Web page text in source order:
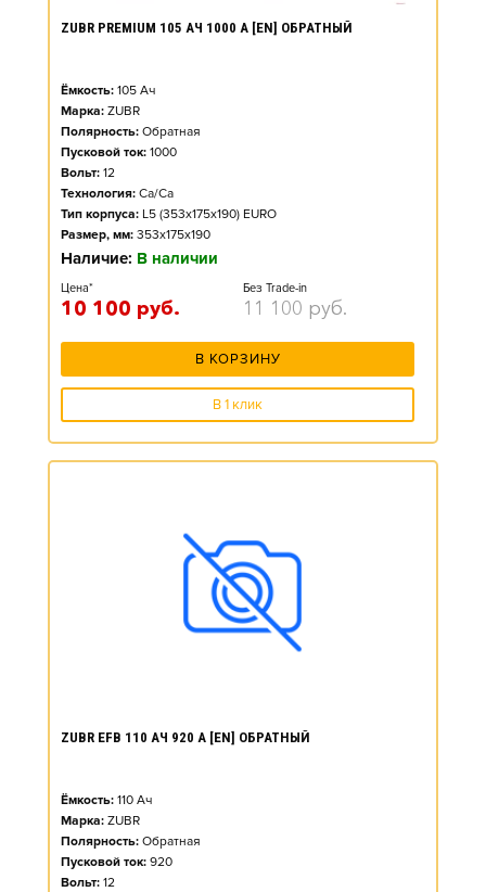
ZUBR PREMIUM 105 АЧ 1000 А [EN] ОБРАТНЫЙ
Ёмкость: 105 Ач
Марка: ZUBR
Полярность: Обратная
Пусковой ток: 1000
Вольт: 12
Технология: Ca/Ca
Тип корпуса: L5 (353x175x190) EURO
Размер, мм: 353x175x190
Наличие: В наличии
Цена*
10 100 руб.
Без Trade-in
11 100 руб.
В КОРЗИНУ
В 1 клик
ZUBR EFB 110 АЧ 920 А [EN] ОБРАТНЫЙ
Ёмкость: 110 Ач
Марка: ZUBR
Полярность: Обратная
Пусковой ток: 920
Вольт: 12